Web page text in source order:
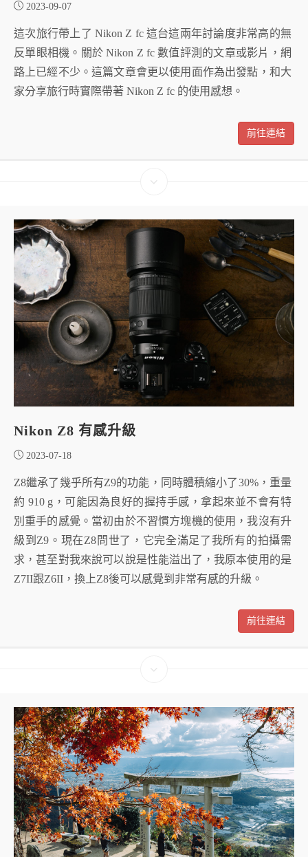
2023-09-07
這次旅行帶上了 Nikon Z fc 這台這兩年討論度非常高的無
反單眼相機。關於 Nikon Z fc 數值評測的文章或影片，網
路上已經不少。這篇文章會更以使用面作為出發點，和大
家分享旅行時實際帶著 Nikon Z fc 的使用感想。
前往連結
Nikon Z8 有感升級
2023-07-18
Z8繼承了幾乎所有Z9的功能，同時體積縮小了30%，重量
約 910 g，可能因為良好的握持手感，拿起來並不會有特
別重手的感覺。當初由於不習慣方塊機的使用，我沒有升
級到Z9。現在Z8問世了，它完全滿足了我所有的拍攝需
求，甚至對我來說可以說是性能溢出了，我原本使用的是
Z7II跟Z6II，換上Z8後可以感覺到非常有感的升級。
前往連結